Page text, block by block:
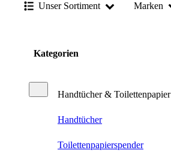
Unser Sortiment Marken
Kategorien
Handtücher & Toilettenpapier
Handtücher
Toilettenpapierspender